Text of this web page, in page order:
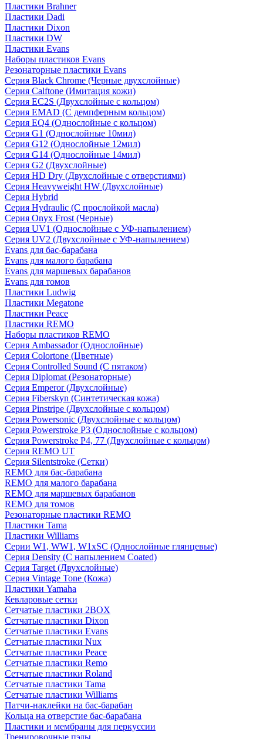
Пластики Brahner
Пластики Dadi
Пластики Dixon
Пластики DW
Пластики Evans
Наборы пластиков Evans
Резонаторные пластики Evans
Серия Black Chrome (Черные двухслойные)
Серия Calftone (Имитация кожи)
Серия EC2S (Двухслойные с кольцом)
Серия EMAD (С демпферным кольцом)
Серия EQ4 (Однослойные с кольцом)
Серия G1 (Однослойные 10мил)
Серия G12 (Однослойные 12мил)
Серия G14 (Однослойные 14мил)
Серия G2 (Двухслойные)
Серия HD Dry (Двухслойные с отверстиями)
Серия Heavyweight HW (Двухслойные)
Серия Hybrid
Серия Hydraulic (С прослойкой масла)
Серия Onyx Frost (Черные)
Серия UV1 (Однослойные с УФ-напылением)
Серия UV2 (Двухслойные с УФ-напылением)
Evans для бас-барабана
Evans для малого барабана
Evans для маршевых барабанов
Evans для томов
Пластики Ludwig
Пластики Megatone
Пластики Peace
Пластики REMO
Наборы пластиков REMO
Серия Ambassador (Однослойные)
Серия Colortone (Цветные)
Серия Controlled Sound (С пятаком)
Серия Diplomat (Резонаторные)
Серия Emperor (Двухслойные)
Серия Fiberskyn (Синтетическая кожа)
Серия Pinstripe (Двухслойные с кольцом)
Серия Powersonic (Двухслойные с кольцом)
Серия Powerstroke P3 (Однослойные с кольцом)
Серия Powerstroke P4, 77 (Двухслойные с кольцом)
Серия REMO UT
Серия Silentstroke (Сетки)
REMO для бас-барабана
REMO для малого барабана
REMO для маршевых барабанов
REMO для томов
Резонаторные пластики REMO
Пластики Tama
Пластики Williams
Серии W1, WW1, W1xSC (Однослойные глянцевые)
Серия Density (C напылением Coated)
Серия Target (Двухслойные)
Серия Vintage Tone (Кожа)
Пластики Yamaha
Кевларовые сетки
Сетчатые пластики 2BOX
Сетчатые пластики Dixon
Сетчатые пластики Evans
Сетчатые пластики Nux
Сетчатые пластики Peace
Сетчатые пластики Remo
Сетчатые пластики Roland
Сетчатые пластики Tama
Сетчатые пластики Williams
Патчи-наклейки на бас-барабан
Кольца на отверстие бас-барабана
Пластики и мембраны для перкуссии
Тренировочные пэды